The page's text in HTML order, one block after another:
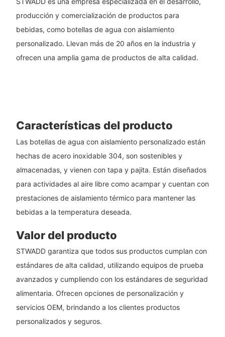
producción y comercialización de productos para
bebidas, como botellas de agua con aislamiento
personalizado. Llevan más de 20 años en la industria y
ofrecen una amplia gama de productos de alta calidad.
Características del producto
Las botellas de agua con aislamiento personalizado están
hechas de acero inoxidable 304, son sostenibles y
almacenadas, y vienen con tapa y pajita. Están diseñados
para actividades al aire libre como acampar y cuentan con
prestaciones de aislamiento térmico para mantener las
bebidas a la temperatura deseada.
Valor del producto
STWADD garantiza que todos sus productos cumplan con
estándares de alta calidad, utilizando equipos de prueba
avanzados y cumpliendo con los estándares de seguridad
alimentaria. Ofrecen opciones de personalización y
servicios OEM, brindando a los clientes productos
personalizados y seguros.